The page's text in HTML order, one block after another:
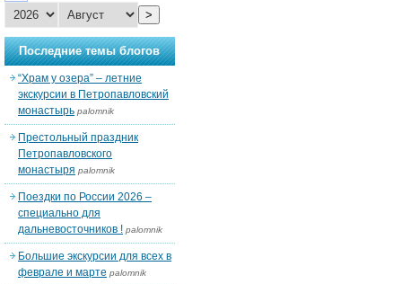
>
Последние темы блогов
“Храм у озера” – летние
экскурсии в Петропавловский
монастырь palomnik
Престольный праздник
Петропавловского
монастыря palomnik
Поездки по России 2026 –
специально для
дальневосточников ! palomnik
Большие экскурсии для всех в
феврале и марте palomnik